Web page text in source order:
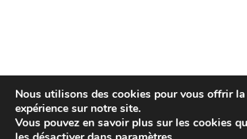
Nous utilisons des cookies pour vous offrir
expérience sur notre site.
Vous pouvez en savoir plus sur les cookies